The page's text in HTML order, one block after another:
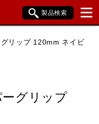
製品検索
リップ 120mm ネイビ
グリップ